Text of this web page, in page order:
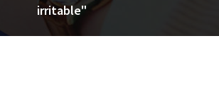
irritable"